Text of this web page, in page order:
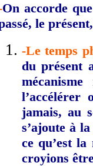
On accorde
le
-Le temps
du présent
jamais, au
s’ajoute à
ce qu’est
croyions